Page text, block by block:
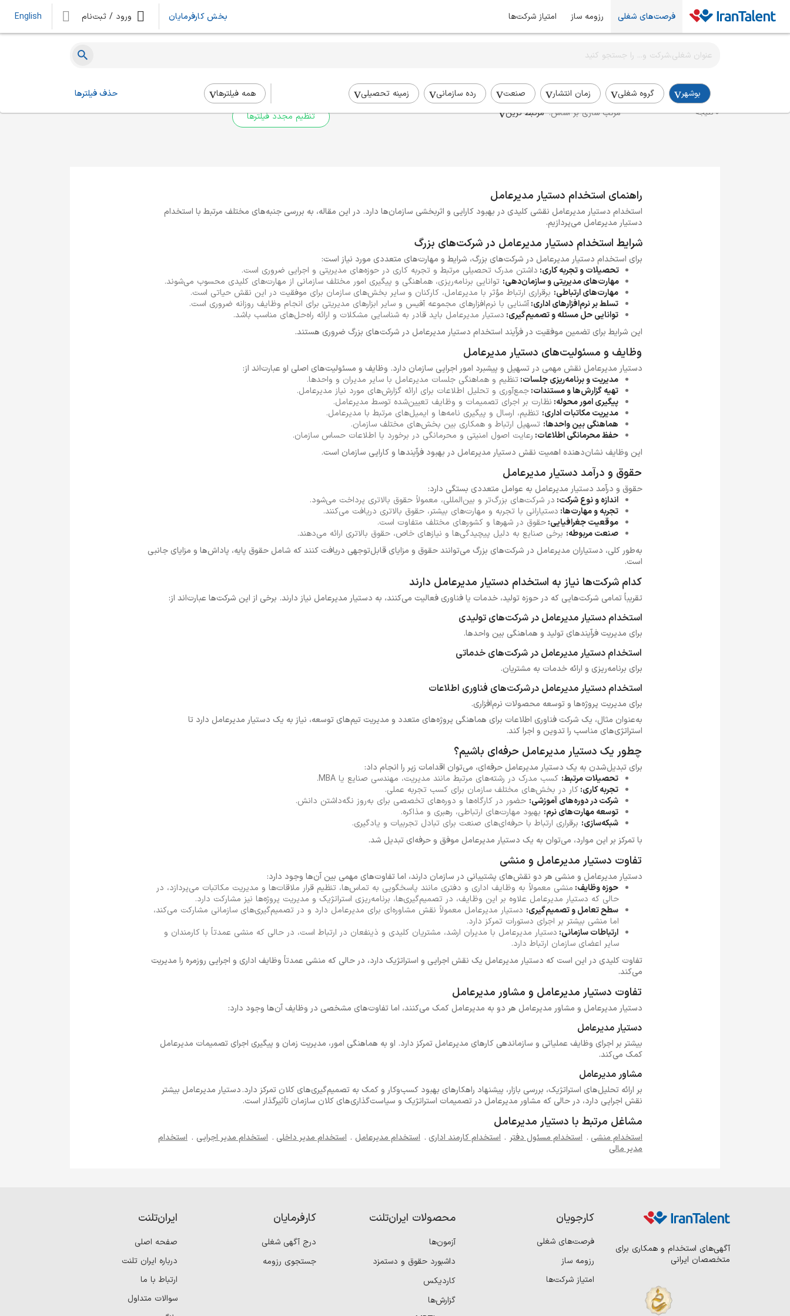
فرصت‌های شغلی رزومه ساز امتیاز شرکت‌ها بخش کارفرمایان ورود / ثبت‌نام English
بوشهر گروه شغلی زمان انتشار صنعت رده سازمانی زمینه تحصیلی همه فیلتر‌ها حذف فیلترها
اطلاع‌رسانی شغلی را برای این جستجو فعال کنید
استخدام دستیار مدیر عامل در بوشهر
0 نتیجه مرتب سازی بر اساس: مرتبط ترین
برای جستجوی جامع‌تر از فیلترهای بالا استفاده کنید.
تنظیم مجدد فیلترها
راهنمای استخدام دستیار مدیرعامل
استخدام دستیار مدیرعامل نقشی کلیدی در بهبود کارایی و اثربخشی سازمان‌ها دارد. در این مقاله، به بررسی جنبه‌های مختلف مرتبط با استخدام
دستیار مدیرعامل می‌پردازیم.
شرایط استخدام دستیار مدیرعامل در شرکت‌های بزرگ
برای استخدام دستیار مدیرعامل در شرکت‌های بزرگ، شرایط و مهارت‌های متعددی مورد نیاز است:
تحصیلات و تجربه کاری: داشتن مدرک تحصیلی مرتبط و تجربه کاری در حوزه‌های مدیریتی و اجرایی ضروری است.
مهارت‌های مدیریتی و سازمان‌دهی: توانایی برنامه‌ریزی، هماهنگی و پیگیری امور مختلف سازمانی از مهارت‌های کلیدی محسوب می‌شوند.
مهارت‌های ارتباطی: برقراری ارتباط مؤثر با مدیرعامل، کارکنان و سایر بخش‌های سازمان برای موفقیت در این نقش حیاتی است.
تسلط بر نرم‌افزارهای اداری:آشنایی با نرم‌افزارهای مجموعه آفیس و سایر ابزارهای مدیریتی برای انجام وظایف روزانه ضروری است.
توانایی حل مسئله و تصمیم‌گیری: دستیار مدیرعامل باید قادر به شناسایی مشکلات و ارائه راه‌حل‌های مناسب باشد.
این شرایط برای تضمین موفقیت در فرآیند استخدام دستیار مدیرعامل در شرکت‌های بزرگ ضروری هستند.
وظایف و مسئولیت‌های دستیار مدیرعامل
دستیار مدیرعامل نقش مهمی در تسهیل و پیشبرد امور اجرایی سازمان دارد. وظایف و مسئولیت‌های اصلی او عبارت‌اند از:
مدیریت و برنامه‌ریزی جلسات:تنظیم و هماهنگی جلسات مدیرعامل با سایر مدیران و واحدها.
تهیه گزارش‌ها و مستندات:جمع‌آوری و تحلیل اطلاعات برای ارائه گزارش‌های مورد نیاز مدیرعامل.
پیگیری امور محوله: نظارت بر اجرای تصمیمات و وظایف تعیین‌شده توسط مدیرعامل.
مدیریت مکاتبات اداری: تنظیم، ارسال و پیگیری نامه‌ها و ایمیل‌های مرتبط با مدیرعامل.
هماهنگی بین واحدها: تسهیل ارتباط و همکاری بین بخش‌های مختلف سازمان.
حفظ محرمانگی اطلاعات: رعایت اصول امنیتی و محرمانگی در برخورد با اطلاعات حساس سازمان.
این وظایف نشان‌دهنده اهمیت نقش دستیار مدیرعامل در بهبود فرآیندها و کارایی سازمان است.
حقوق و درآمد دستیار مدیرعامل
حقوق و درآمد دستیار مدیرعامل به عوامل متعددی بستگی دارد:
اندازه و نوع شرکت: در شرکت‌های بزرگ‌تر و بین‌المللی، معمولاً حقوق بالاتری پرداخت می‌شود.
تجربه و مهارت‌ها: دستیارانی با تجربه و مهارت‌های بیشتر، حقوق بالاتری دریافت می‌کنند.
موقعیت جغرافیایی:حقوق در شهرها و کشورهای مختلف متفاوت است.
صنعت مربوطه: برخی صنایع به دلیل پیچیدگی‌ها و نیازهای خاص، حقوق بالاتری ارائه می‌دهند.
به‌طور کلی، دستیاران مدیرعامل در شرکت‌های بزرگ می‌توانند حقوق و مزایای قابل‌توجهی دریافت کنند که شامل حقوق پایه، پاداش‌ها و مزایای جانبی
است.
کدام شرکت‌ها نیاز به استخدام دستیار مدیرعامل دارند
تقریباً تمامی شرکت‌هایی که در حوزه تولید، خدمات یا فناوری فعالیت می‌کنند، به دستیار مدیرعامل نیاز دارند. برخی از این شرکت‌ها عبارت‌اند از:
استخدام دستیار مدیرعامل در شرکت‌های تولیدی
برای مدیریت فرآیندهای تولید و هماهنگی بین واحدها.
استخدام دستیار مدیرعامل در شرکت‌های خدماتی
برای برنامه‌ریزی و ارائه خدمات به مشتریان.
استخدام دستیار مدیرعامل در شرکت‌های فناوری اطلاعات
برای مدیریت پروژه‌ها و توسعه محصولات نرم‌افزاری.
به‌عنوان مثال، یک شرکت فناوری اطلاعات برای هماهنگی پروژه‌های متعدد و مدیریت تیم‌های توسعه، نیاز به یک دستیار مدیرعامل دارد تا
استراتژی‌های مناسب را تدوین و اجرا کند.
چطور یک دستیار مدیرعامل حرفه‌ای باشیم؟
برای تبدیل‌شدن به یک دستیار مدیرعامل حرفه‌ای، می‌توان اقدامات زیر را انجام داد:
تحصیلات مرتبط: کسب مدرک در رشته‌های مرتبط مانند مدیریت، مهندسی صنایع یا MBA.
تجربه کاری:کار در بخش‌های مختلف سازمان برای کسب تجربه عملی.
شرکت در دوره‌های آموزشی: حضور در کارگاه‌ها و دوره‌های تخصصی برای به‌روز نگه‌داشتن دانش.
توسعه مهارت‌های نرم: بهبود مهارت‌های ارتباطی، رهبری و مذاکره.
شبکه‌سازی: برقراری ارتباط با حرفه‌ای‌های صنعت برای تبادل تجربیات و یادگیری.
با تمرکز بر این موارد، می‌توان به یک دستیار مدیرعامل موفق و حرفه‌ای تبدیل شد.
تفاوت دستیار مدیرعامل و منشی
دستیار مدیرعامل و منشی هر دو نقش‌های پشتیبانی در سازمان دارند، اما تفاوت‌های مهمی بین آن‌ها وجود دارد:
حوزه وظایف: منشی معمولاً به وظایف اداری و دفتری مانند پاسخگویی به تماس‌ها، تنظیم قرار ملاقات‌ها و مدیریت مکاتبات می‌پردازد، در
حالی که دستیار مدیرعامل علاوه بر این وظایف، در تصمیم‌گیری‌ها، برنامه‌ریزی استراتژیک و مدیریت پروژه‌ها نیز مشارکت دارد.
سطح تعامل و تصمیم‌گیری: دستیار مدیرعامل معمولاً نقش مشاوره‌ای برای مدیرعامل دارد و در تصمیم‌گیری‌های سازمانی مشارکت می‌کند،
اما منشی بیشتر بر اجرای دستورات تمرکز دارد.
ارتباطات سازمانی: دستیار مدیرعامل با مدیران ارشد، مشتریان کلیدی و ذینفعان در ارتباط است، در حالی که منشی عمدتاً با کارمندان و
سایر اعضای سازمان ارتباط دارد.
تفاوت کلیدی در این است که دستیار مدیرعامل یک نقش اجرایی و استراتژیک دارد، در حالی که منشی عمدتاً وظایف اداری و اجرایی روزمره را مدیریت
می‌کند.
تفاوت دستیار مدیرعامل و مشاور مدیرعامل
دستیار مدیرعامل و مشاور مدیرعامل هر دو به مدیرعامل کمک می‌کنند، اما تفاوت‌های مشخصی در وظایف آن‌ها وجود دارد:
دستیار مدیرعامل
بیشتر بر اجرای وظایف عملیاتی و سازماندهی کارهای مدیرعامل تمرکز دارد. او به هماهنگی امور، مدیریت زمان و پیگیری اجرای تصمیمات مدیرعامل
کمک می‌کند.
مشاور مدیرعامل
بر ارائه تحلیل‌های استراتژیک، بررسی بازار، پیشنهاد راهکارهای بهبود کسب‌وکار و کمک به تصمیم‌گیری‌های کلان تمرکز دارد. دستیار مدیرعامل بیشتر
نقش اجرایی دارد، در حالی که مشاور مدیرعامل در تصمیمات استراتژیک و سیاست‌گذاری‌های کلان سازمان تأثیرگذار است.
مشاغل مرتبط با دستیار مدیرعامل
استخدام منشی . استخدام مسئول دفتر . استخدام کارمند اداری . استخدام مدیرعامل . استخدام مدیر داخلی . استخدام مدیر اجرایی . استخدام
مدیر مالی
آگهی‌های استخدام و همکاری برای
متخصصان ایرانی
کارجویان
فرصت‌های شغلی
رزومه ساز
امتیاز شرکت‌ها
محصولات ایران‌تلنت
آزمون‌ها
داشبورد حقوق و دستمزد
کاردیکس
گزارش‌ها
کارفرمایان
درج آگهی شغلی
جستجوی رزومه
ایران‌تلنت
صفحه اصلی
درباره ایران تلنت
ارتباط با ما
سوالات متداول